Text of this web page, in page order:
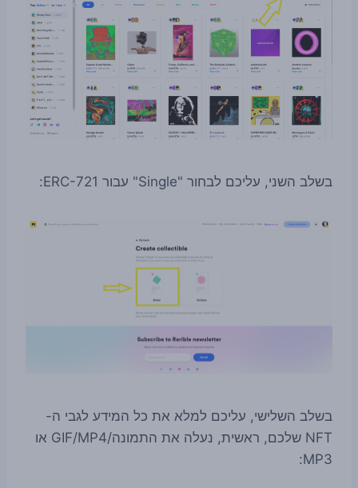
בשלב השני, עליכם לבחור "Single" עבור ERC-721:
בשלב השלישי, עליכם למלא את כל המידע לגבי ה-
NFT שלכם, ראשית, נעלה את התמונה/GIF/MP4 או
MP3: